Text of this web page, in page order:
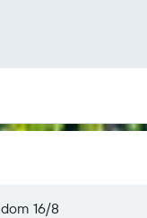
dom 16/8